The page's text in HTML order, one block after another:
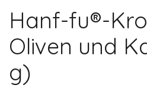
Hanf-fu®-
Oliven und
g)